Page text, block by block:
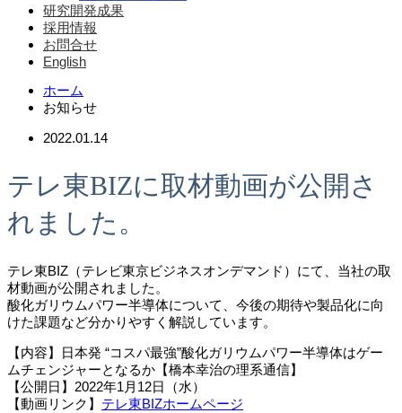
研究開発成果
採用情報
お問合せ
English
ホーム
お知らせ
2022.01.14
テレ東BIZに取材動画が公開さ
れました。
テレ東BIZ（テレビ東京ビジネスオンデマンド）にて、当社の取
材動画が公開されました。
酸化ガリウムパワー半導体について、今後の期待や製品化に向
けた課題など分かりやすく解説しています。
【内容】日本発 “コスパ最強”酸化ガリウムパワー半導体はゲー
ムチェンジャーとなるか【橋本幸治の理系通信】
【公開日】2022年1月12日（水）
【動画リンク】 テレ東BIZホームページ